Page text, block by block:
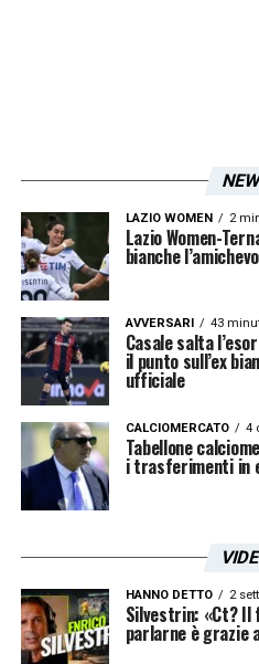
LAZIO WOMEN 2
Lazio Women-
bianche
AVVERSARI 43
Casale salta
il punto sull’ex
ufficiale
CALCIOMERCATO 4
Tabellone
i trasferimenti in
HANNO DETTO 2
Silvestrin: «Ct? Il
parlarne è grazie